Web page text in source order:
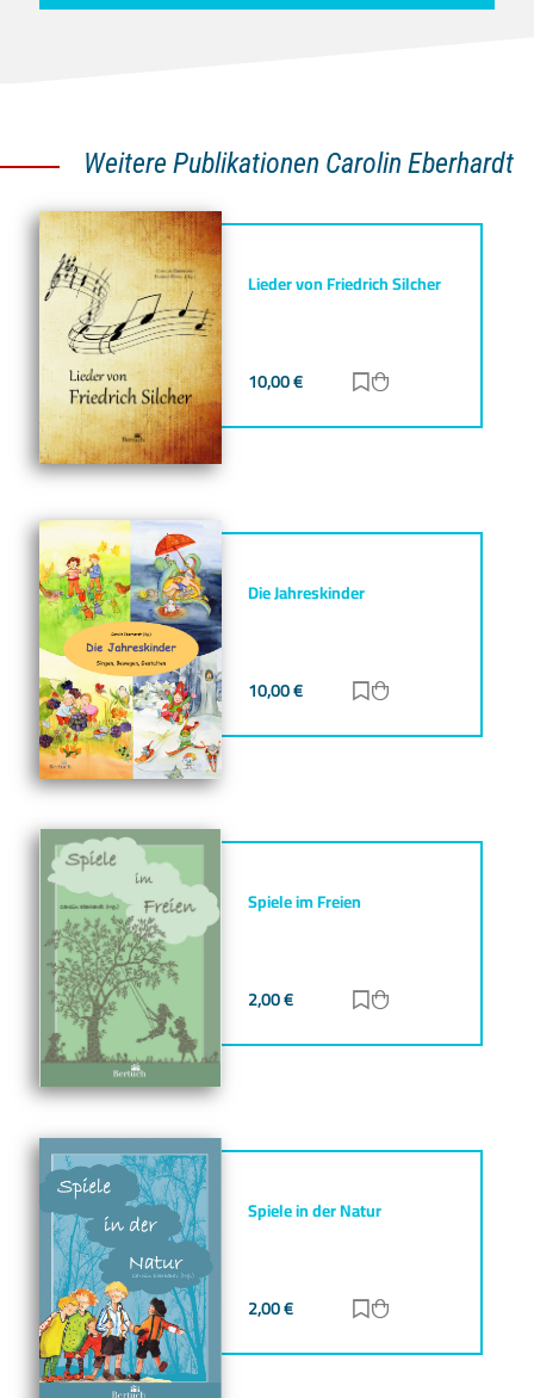
Weitere Publikationen Carolin Eberhardt
Lieder von Friedrich Silcher
10,00€ Zur Merkliste
Die Jahreskinder
10,00€ Zur Merkliste
Spiele im Freien
2,00€ Zur Merkliste
Spiele in der Natur
2,00€ Zur Merkliste